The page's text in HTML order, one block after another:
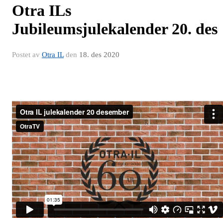
Otra ILs
Jubileumsjulekalender 20. des
Postet av Otra ILden 18. des 2020